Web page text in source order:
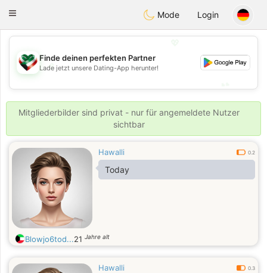
KuwaitChat
Toggle
Mode Login
💖
💕
Finde deinen perfekten Partner
Lade jetzt unsere Dating-App herunter!
Mitgliederbilder sind privat - nur für angemeldete Nutzer
sichtbar
Hawalli 0.2
Today
Blowjo6tod...21 Jahre alt
Hawalli 0.3